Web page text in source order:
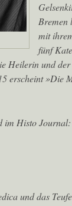
Bremen
mit
fünf
Heilerin und
erscheint »Die
im Histo Journal:
und das